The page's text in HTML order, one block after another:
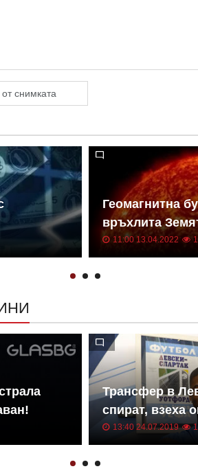
Геомагнитна
връхлита
11:00 13.04.2022
Трансфер в
спират, взеха
13:40 24.07.2019